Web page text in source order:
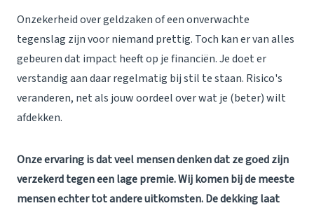
Onzekerheid over geldzaken of een onverwachte
tegenslag zijn voor niemand prettig. Toch kan er van alles
gebeuren dat impact heeft op je financiën. Je doet er
verstandig aan daar regelmatig bij stil te staan. Risico's
veranderen, net als jouw oordeel over wat je (beter) wilt
afdekken.
Onze ervaring is dat veel mensen denken dat ze goed zijn
verzekerd tegen een lage premie. Wij komen bij de meeste
mensen echter tot andere uitkomsten. De dekking laat